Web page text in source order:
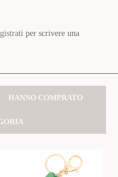
per scrivere una
HANNO COMPRATO